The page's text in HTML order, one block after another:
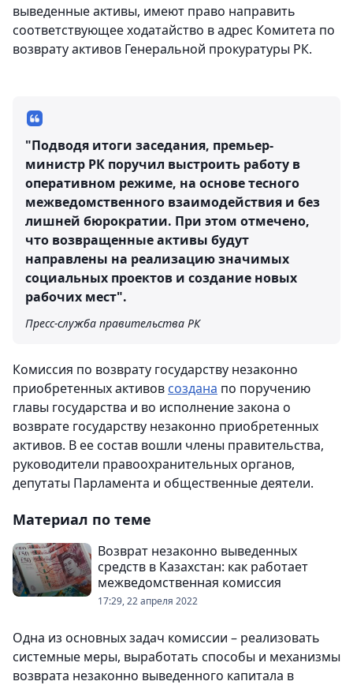
выведенные активы, имеют право направить
соответствующее ходатайство в адрес Комитета по
возврату активов Генеральной прокуратуры РК.
"Подводя итоги заседания, премьер-
министр РК поручил выстроить работу в
оперативном режиме, на основе тесного
межведомственного взаимодействия и без
лишней бюрократии. При этом отмечено,
что возвращенные активы будут
направлены на реализацию значимых
социальных проектов и создание новых
рабочих мест".
Пресс-служба правительства РК
Комиссия по возврату государству незаконно
приобретенных активов создана по поручению
главы государства и во исполнение закона о
возврате государству незаконно приобретенных
активов. В ее состав вошли члены правительства,
руководители правоохранительных органов,
депутаты Парламента и общественные деятели.
Материал по теме
Возврат незаконно выведенных
средств в Казахстан: как работает
межведомственная комиссия
17:29, 22 апреля 2022
Одна из основных задач комиссии – реализовать
системные меры, выработать способы и механизмы
возврата незаконно выведенного капитала в